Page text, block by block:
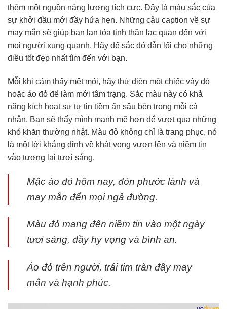
thêm một nguồn năng lượng tích cực. Đây là màu sắc của
sự khởi đầu mới đầy hứa hẹn. Những câu caption về sự
may mắn sẽ giúp bạn lan tỏa tinh thần lạc quan đến với
mọi người xung quanh. Hãy để sắc đỏ dẫn lối cho những
điều tốt đẹp nhất tìm đến với bạn.
Mỗi khi cảm thấy mệt mỏi, hãy thử diện một chiếc váy đỏ
hoặc áo đỏ để làm mới tâm trạng. Sắc màu này có khả
năng kích hoạt sự tự tin tiềm ẩn sâu bên trong mỗi cá
nhân. Bạn sẽ thấy mình mạnh mẽ hơn để vượt qua những
khó khăn thường nhật. Màu đỏ không chỉ là trang phục, nó
là một lời khẳng định về khát vọng vươn lên và niềm tin
vào tương lai tươi sáng.
Mặc áo đỏ hôm nay, đón phước lành và
may mắn đến mọi ngả đường.
Màu đỏ mang đến niềm tin vào một ngày
tươi sáng, đầy hy vọng và bình an.
Áo đỏ trên người, trái tim tràn đầy may
mắn và hạnh phúc.